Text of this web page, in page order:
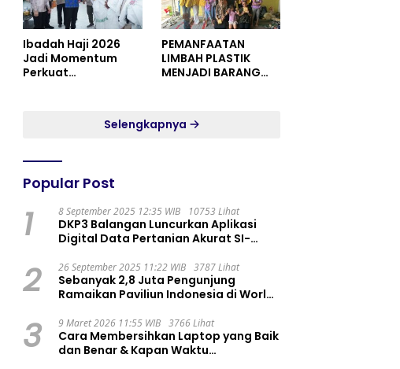
Ibadah Haji 2026
Jadi Momentum
Perkuat
PEMANFAATAN
LIMBAH PLASTIK
MENJADI BARANG
RESIDENCE
Selengkapnya
Popular Post
1 8 September 2025 12:35 WIB 10753 Lihat
DKP3 Balangan Luncurkan Aplikasi
Digital Data Pertanian Akurat SI-
2 26 September 2025 11:22 WIB 3787 Lihat
Sebanyak 2,8 Juta Pengunjung
Ramaikan Paviliun Indonesia di World
3 9 Maret 2026 11:55 WIB 3766 Lihat
Cara Membersihkan Laptop yang Baik
dan Benar & Kapan Waktu